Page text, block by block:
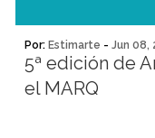
Por: Estimarte - Jun 08,
5ª edición de
el MARQ